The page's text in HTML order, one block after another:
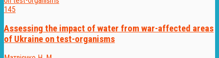
145
Assessing the impact of water from war-affected areas
of Ukraine on test-organisms